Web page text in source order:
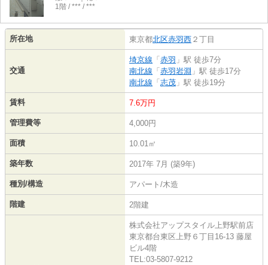
1階 / *** / ***
所在地 東京都北区赤羽西 ２丁目
交通
埼京線 「 赤羽 」駅 徒歩7分
南北線 「 赤羽岩淵 」駅 徒歩17分
南北線 「 志茂 」駅 徒歩19分
賃料 7.6万円
管理費等 4,000円
面積 10.01㎡
築年数 2017年 7月 (築9年)
種別/構造 アパート/木造
階建 2階建
株式会社アップスタイル上野駅前店
東京都台東区上野６丁目16-13 藤屋
ビル4階
TEL:03-5807-9212